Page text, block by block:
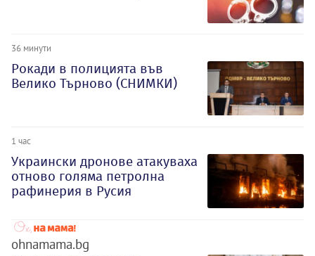
36 минути
Рокади в полицията във
Велико Търново (СНИМКИ)
1 час
Украински дронове атакуваха
отново голяма петролна
рафинерия в Русия
ohnamama.bg